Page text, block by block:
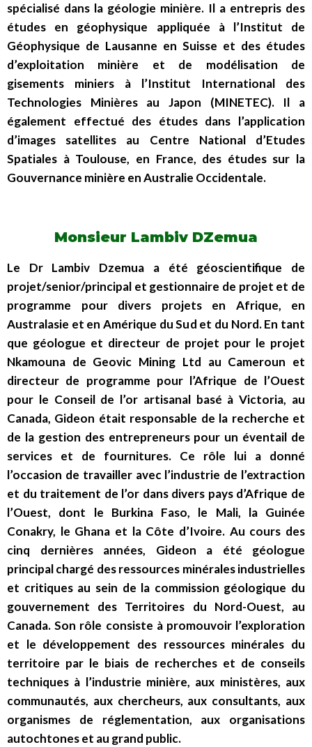
spécialisé dans la géologie minière. Il a entrepris des
études en géophysique appliquée à l’Institut de
Géophysique de Lausanne en Suisse et des études
d’exploitation minière et de modélisation de
gisements miniers à l’Institut International des
Technologies Minières au Japon (MINETEC). Il a
également effectué des études dans l’application
d’images satellites au Centre National d’Etudes
Spatiales à Toulouse, en France, des études sur la
Gouvernance minière en Australie Occidentale.
Monsieur Lambiv DZemua
Le Dr Lambiv Dzemua a été géoscientifique de
projet/senior/principal et gestionnaire de projet et de
programme pour divers projets en Afrique, en
Australasie et en Amérique du Sud et du Nord. En tant
que géologue et directeur de projet pour le projet
Nkamouna de Geovic Mining Ltd au Cameroun et
directeur de programme pour l’Afrique de l’Ouest
pour le Conseil de l’or artisanal basé à Victoria, au
Canada, Gideon était responsable de la recherche et
de la gestion des entrepreneurs pour un éventail de
services et de fournitures. Ce rôle lui a donné
l’occasion de travailler avec l’industrie de l’extraction
et du traitement de l’or dans divers pays d’Afrique de
l’Ouest, dont le Burkina Faso, le Mali, la Guinée
Conakry, le Ghana et la Côte d’Ivoire. Au cours des
cinq dernières années, Gideon a été géologue
principal chargé des ressources minérales industrielles
et critiques au sein de la commission géologique du
gouvernement des Territoires du Nord-Ouest, au
Canada. Son rôle consiste à promouvoir l’exploration
et le développement des ressources minérales du
territoire par le biais de recherches et de conseils
techniques à l’industrie minière, aux ministères, aux
communautés, aux chercheurs, aux consultants, aux
organismes de réglementation, aux organisations
autochtones et au grand public.